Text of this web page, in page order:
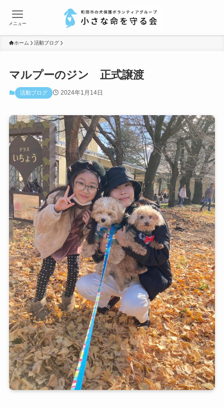
メニュー
ホーム 活動ブログ
マルプーのジン 正式譲渡
活動ブログ 2024年1月14日